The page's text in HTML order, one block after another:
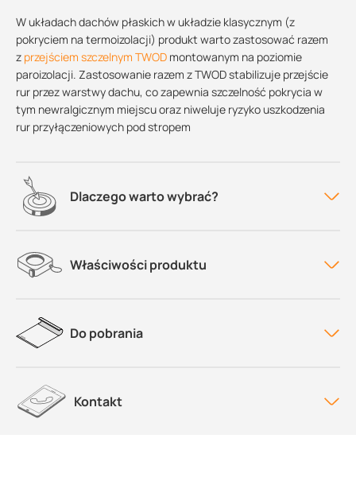
W układach dachów płaskich w układzie klasycznym (z
pokryciem na termoizolacji) produkt warto zastosować razem
z przejściem szczelnym TWOD montowanym na poziomie
paroizolacji. Zastosowanie razem z TWOD stabilizuje przejście
rur przez warstwy dachu, co zapewnia szczelność pokrycia w
tym newralgicznym miejscu oraz niweluje ryzyko uszkodzenia
rur przyłączeniowych pod stropem
Dlaczego warto wybrać?
Właściwości produktu
Do pobrania
Kontakt